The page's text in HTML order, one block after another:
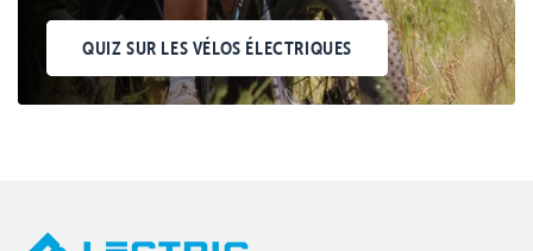
QUIZ SUR LES VÉLOS ÉLECTRIQUES